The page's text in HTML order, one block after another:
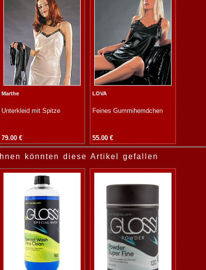
Marthe
Unterkleid mit Spitze
79.00 €
LOVA
Feines Gummihemdchen
55.00 €
Ihnen könnten diese Artikel gefallen